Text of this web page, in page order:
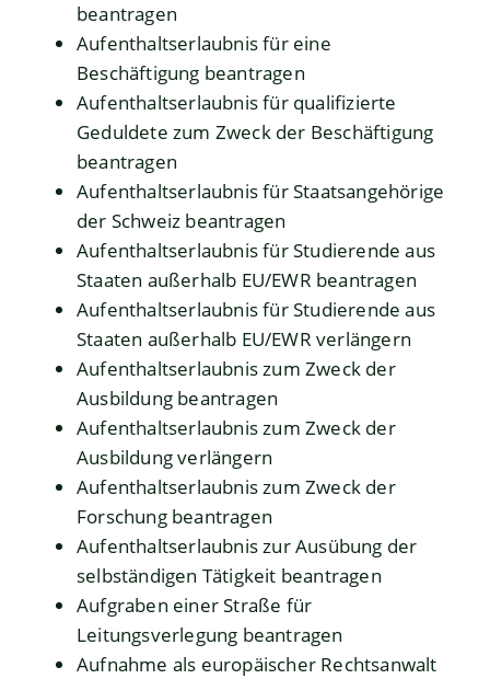
beantragen
Aufenthaltserlaubnis für eine
Beschäftigung beantragen
Aufenthaltserlaubnis für qualifizierte
Geduldete zum Zweck der Beschäftigung
beantragen
Aufenthaltserlaubnis für Staatsangehörige
der Schweiz beantragen
Aufenthaltserlaubnis für Studierende aus
Staaten außerhalb EU/EWR beantragen
Aufenthaltserlaubnis für Studierende aus
Staaten außerhalb EU/EWR verlängern
Aufenthaltserlaubnis zum Zweck der
Ausbildung beantragen
Aufenthaltserlaubnis zum Zweck der
Ausbildung verlängern
Aufenthaltserlaubnis zum Zweck der
Forschung beantragen
Aufenthaltserlaubnis zur Ausübung der
selbständigen Tätigkeit beantragen
Aufgraben einer Straße für
Leitungsverlegung beantragen
Aufnahme als europäischer Rechtsanwalt